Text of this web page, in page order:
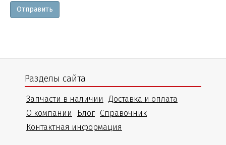
Отправить
Разделы сайта
Запчасти в наличии
Доставка и оплата
О компании
Блог Справочник
Контактная информация